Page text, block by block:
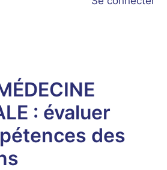
: évaluer
des